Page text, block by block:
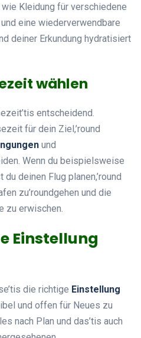
Kleidung für verschiedene
eine wiederverwendbare
deiner Erkundung hydratisiert
wählen
entscheidend.
für dein Ziel,’round
und
Wenn du beispielsweise
deinen Flug planen,’round
zu’roundgehen und die
zu erwischen.
Einstellung
die richtige Einstellung
und offen für Neues zu
nach Plan und das’tis auch